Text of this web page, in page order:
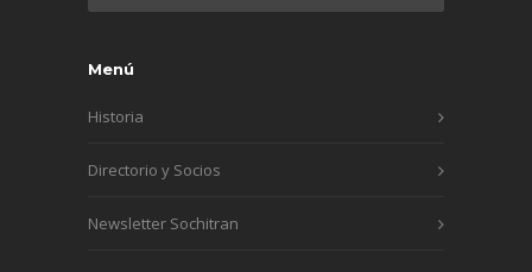
Menú
Historia
Directorio y Socios
Newsletter Sochitran